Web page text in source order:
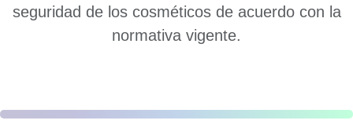
seguridad de los cosméticos de acuerdo con la
normativa vigente.